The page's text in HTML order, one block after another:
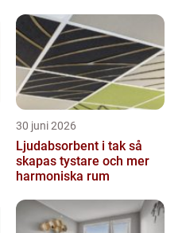
30 juni 2026
Ljudabsorbent i tak så
skapas tystare och mer
harmoniska rum